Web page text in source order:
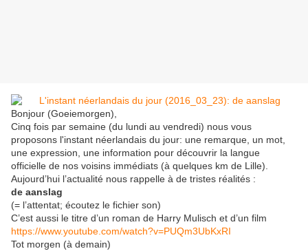
Bonjour (Goeiemorgen),
Cinq fois par semaine (du lundi au vendredi) nous vous
proposons l'instant néerlandais du jour: une remarque, un mot,
une expression, une information pour découvrir la langue
officielle de nos voisins immédiats (à quelques km de Lille).
Aujourd’hui l’actualité nous rappelle à de tristes réalités :
de aanslag
(= l’attentat; écoutez le fichier son)
C’est aussi le titre d’un roman de Harry Mulisch et d’un film
https://www.youtube.com/watch?v=PUQm3UbKxRI
Tot morgen (à demain)